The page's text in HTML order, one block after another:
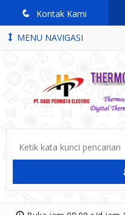
q Kontak Kami
MENU NAVIGASI